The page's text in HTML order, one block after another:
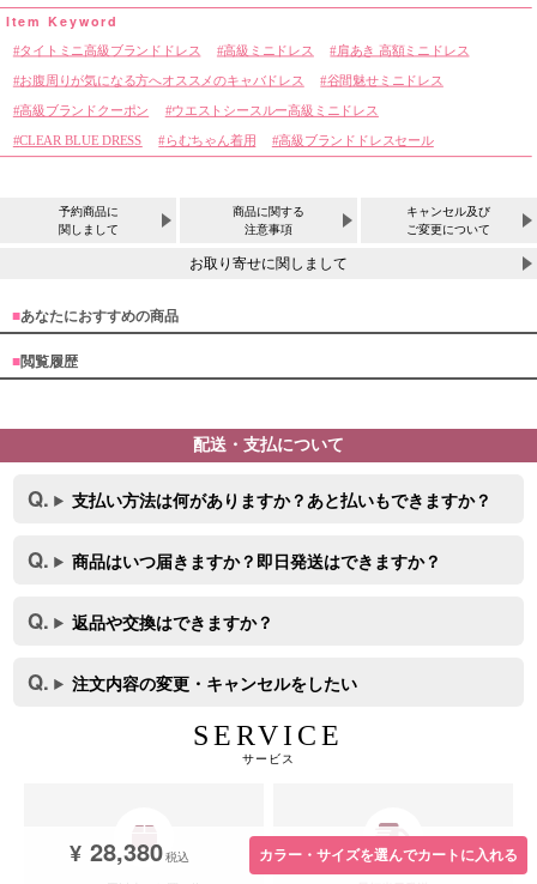
¥ 28,380税込 カラー・サイズを選んでカートに入れる
タイトミニ高級ブランドドレス 高級ミニドレス 肩あき 高額ミニドレス
お腹周りが気になる方へオススメのキャバドレス 谷間魅せミニドレス
高級ブランドクーポン
ウエストシースルー高級ミニドレス
CLEAR BLUE DRESS
らむちゃん着用 高級ブランドドレスセール
予約商品に
関しまして
商品に関する
注意事項
キャンセル及び
ご変更について
お取り寄せに関しまして
■あなたにおすすめの商品
■閲覧履歴
配送・支払について
支払い方法は何がありますか？あと払いもできますか？
商品はいつ届きますか？即日発送はできますか？
返品や交換はできますか？
注文内容の変更・キャンセルをしたい
SERVICE
サービス